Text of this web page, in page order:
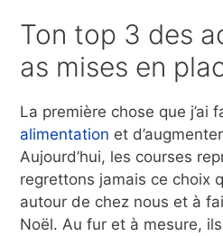
Ton top 3 des
as mises en
La première chose que j’ai
alimentation et
Aujourd’hui, les courses
regrettons jamais ce choix
autour de chez nous et à
Noël. Au fur et à mesure,